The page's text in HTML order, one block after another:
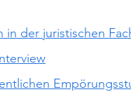
in der juristischen
Empörungss